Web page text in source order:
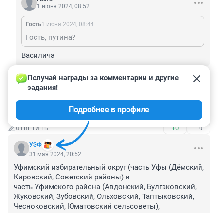
1 июня 2024, 08:52
Гость1 июня 2024, 08:44
Гость, путина?
Василича
ОТВЕТИТЬ –0
Гость
Выборы есть, кандидатов и выбора - нет. 👍
ОТВЕТИТЬ +0 –0
УЭФ
Получай награды за комментарии и другие
задания!
Подробнее в профиле
31 мая 2024, 20:52
Уфимский избирательный округ (часть Уфы (Дёмский,
Кировский, Советский районы) и
часть Уфимского района (Авдонский, Булгаковский,
Жуковский, Зубовский, Ольховский, Таптыковский,
Чесноковский, Юматовский сельсоветы),